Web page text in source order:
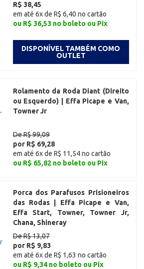
R$ 38,45
em até 6x de R$ 6,40 no cartão
ou R$ 36,53 no boleto ou Pix
DISPONÍVEL TAMBÉM COMO
OUTLET
Rolamento da Roda Diant (Direito
ou Esquerdo) | Effa Picape e Van,
Towner Jr
De R$ 99,09
por R$ 69,28
em até 6x de R$ 11,54 no cartão
ou R$ 65,82 no boleto ou Pix
Porca dos Parafusos Prisioneiros
das Rodas | Effa Picape e Van,
Effa Start, Towner, Towner Jr,
Chana, Shineray
De R$ 13,07
por R$ 9,83
em até 6x de R$ 1,63 no cartão
ou R$ 9,34 no boleto ou Pix